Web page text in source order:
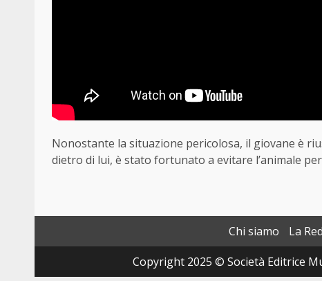
Nonostante la situazione pericolosa, il giovane è
dietro di lui, è stato fortunato a evitare l’animale
Chi siamo La
Copyright 2025 © Società Editrice